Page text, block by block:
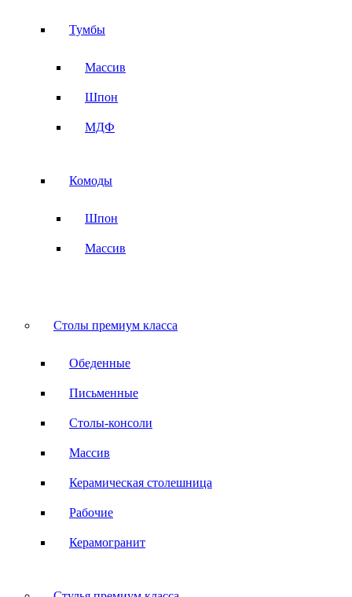
Тумбы
Массив
Шпон
МДФ
Комоды
Шпон
Массив
Столы премиум класса
Обеденные
Письменные
Столы-консоли
Массив
Керамическая столешница
Рабочие
Керамогранит